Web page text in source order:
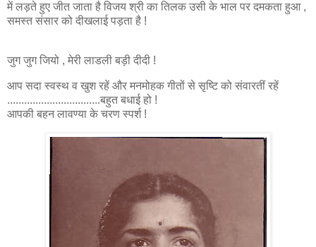
में लड़ते हुए जीत जाता है विजय श्री का तिलक उसी के भाल पर दमकता हुआ ,
समस्त संसार को दीखलाई पड़ता है !
जुग जुग जियो , मेरी लाडली बड़ी दीदी !
आप सदा स्वस्थ व खुश रहें और मनमोहक गीतों से सृष्टि को संवारतीं रहें
.................................बहुत बधाई हो !
आपकी बहन लावण्या के चरण स्पर्श !